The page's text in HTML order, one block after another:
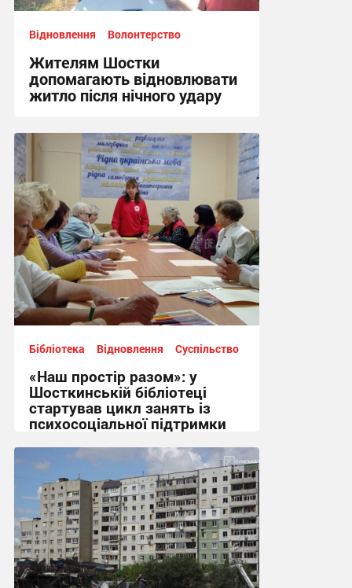
Відновлення Волонтерство
Жителям Шостки
допомагають відновлювати
житло після нічного удару
16:17, 5.08.2026
Бібліотека Відновлення Суспільство
«Наш простір разом»: у
Шосткинській бібліотеці
стартував цикл занять із
психосоціальної підтримки
11:01, 30.07.2026